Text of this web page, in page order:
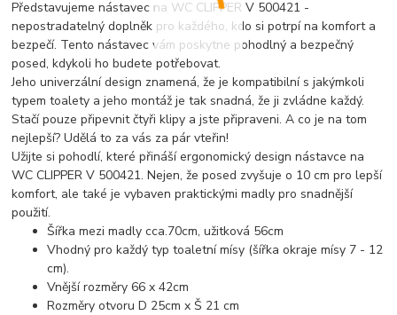
Představujeme nástavec na WC CLIPPER V 500421 -
nepostradatelný doplněk pro každého, kdo si potrpí na komfort a
bezpečí. Tento nástavec vám poskytne pohodlný a bezpečný
posed, kdykoli ho budete potřebovat.
Jeho univerzální design znamená, že je kompatibilní s jakýmkoli
typem toalety a jeho montáž je tak snadná, že ji zvládne každý.
Stačí pouze připevnit čtyři klipy a jste připraveni. A co je na tom
nejlepší? Udělá to za vás za pár vteřin!
Užijte si pohodlí, které přináší ergonomický design nástavce na
WC CLIPPER V 500421. Nejen, že posed zvyšuje o 10 cm pro lepší
komfort, ale také je vybaven praktickými madly pro snadnější
použití.
Šířka mezi madly cca.70cm, užitková 56cm
Vhodný pro každý typ toaletní mísy (šířka okraje mísy 7 - 12
cm).
Vnější rozměry 66 x 42cm
Rozměry otvoru D 25cm x Š 21 cm